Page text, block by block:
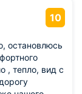
10
остановлюсь
, тепло, вид с